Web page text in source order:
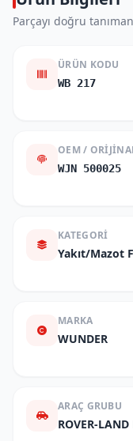
Parçayı doğru
ÜRÜN KODU
WB 217
OEM /
WJN 500025
KATEGORI
Yakıt/Mazot
MARKA
WUNDER
ARAÇ GRUBU
ROVER-LAND